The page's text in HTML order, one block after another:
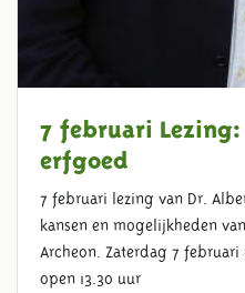
7 februari Lezing:
erfgoed
7 februari lezing van Dr.
kansen en mogelijkheden
Archeon. Zaterdag 7 februari
open 13.30 uur